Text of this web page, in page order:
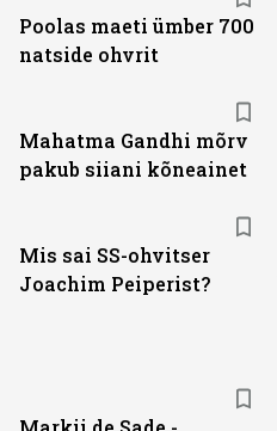
Poolas maeti ümber 700
natside ohvrit
Mahatma Gandhi mõrv
pakub siiani kõneainet
Mis sai SS-ohvitser
Joachim Peiperist?